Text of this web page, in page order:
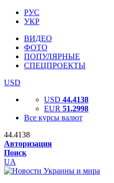
РУС
УКР
ВИДЕО
ФОТО
ПОПУЛЯРНЫЕ
СПЕЦПРОЕКТЫ
USD
USD 44.4138
EUR 51.2998
Все курсы валют
44.4138
Авторизация
Поиск
UA